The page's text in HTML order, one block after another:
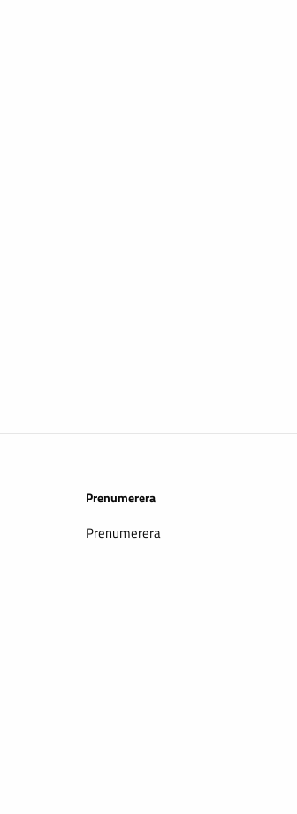
Prenumerera
Prenumerera